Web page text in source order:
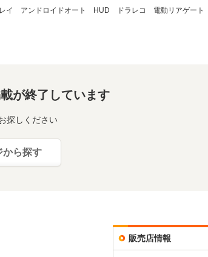
アンドロイドオート HUD ドラレコ 電動リアゲー
が終了しています
探しください
から探す
販売店情報